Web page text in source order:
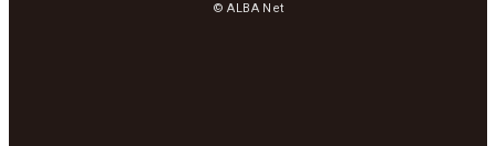
© ALBA Net